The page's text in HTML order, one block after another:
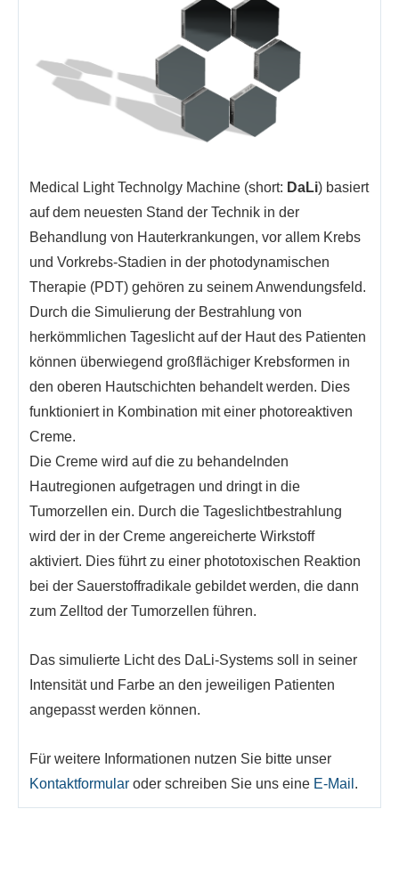
Medical Light Technolgy Machine (short: DaLi) basiert
auf dem neuesten Stand der Technik in der
Behandlung von Hauterkrankungen, vor allem Krebs
und Vorkrebs-Stadien in der photodynamischen
Therapie (PDT) gehören zu seinem Anwendungsfeld.
Durch die Simulierung der Bestrahlung von
herkömmlichen Tageslicht auf der Haut des Patienten
können überwiegend großflächiger Krebsformen in
den oberen Hautschichten behandelt werden. Dies
funktioniert in Kombination mit einer photoreaktiven
Creme.
Die Creme wird auf die zu behandelnden
Hautregionen aufgetragen und dringt in die
Tumorzellen ein. Durch die Tageslichtbestrahlung
wird der in der Creme angereicherte Wirkstoff
aktiviert. Dies führt zu einer phototoxischen Reaktion
bei der Sauerstoffradikale gebildet werden, die dann
zum Zelltod der Tumorzellen führen.
Das simulierte Licht des DaLi-Systems soll in seiner
Intensität und Farbe an den jeweiligen Patienten
angepasst werden können.
Für weitere Informationen nutzen Sie bitte unser
Kontaktformular oder schreiben Sie uns eine E-Mail .